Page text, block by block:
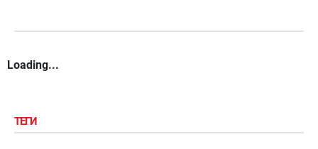
Loading...
ТЕГИ